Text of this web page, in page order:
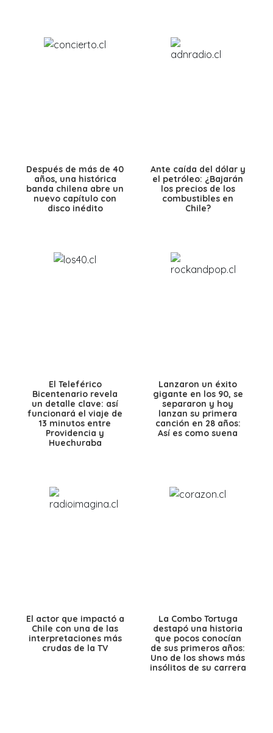
Después de más de 40
años, una histórica
banda chilena abre un
nuevo capítulo con
disco inédito
Ante caída del dólar y
el petróleo: ¿Bajarán
los precios de los
combustibles en
Chile?
El Teleférico
Bicentenario revela
un detalle clave: así
funcionará el viaje de
13 minutos entre
Providencia y
Huechuraba
Lanzaron un éxito
gigante en los 90, se
separaron y hoy
lanzan su primera
canción en 28 años:
Así es como suena
El actor que impactó a
Chile con una de las
interpretaciones más
crudas de la TV
La Combo Tortuga
destapó una historia
que pocos conocían
de sus primeros años:
Uno de los shows más
insólitos de su carrera